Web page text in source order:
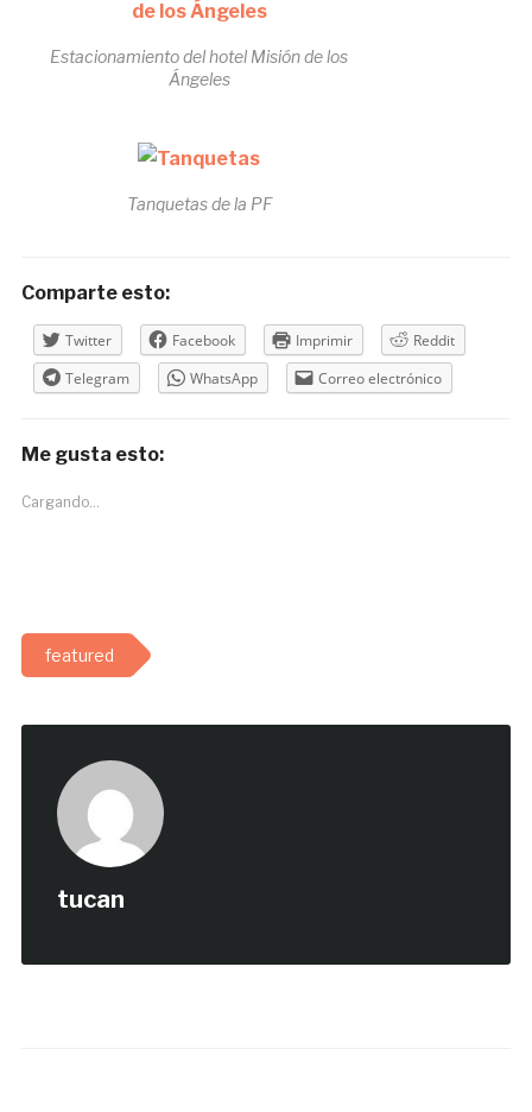
Estacionamiento del hotel Misión de los
Ángeles
Tanquetas de la PF
Comparte esto:
Twitter Facebook Imprimir
Reddit
Telegram
WhatsApp Correo electrónico
Me gusta esto:
Cargando...
featured
tucan